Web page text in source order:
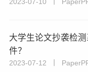
大学生论文抄袭检
件？
2023-07-12 丨